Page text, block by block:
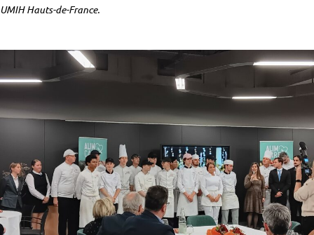
UMIH Hauts-de-France.